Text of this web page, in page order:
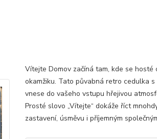
Vítejte Domov začíná tam, kde se hosté
okamžiku. Tato půvabná retro cedulka
vnese do vašeho vstupu hřejivou
Prosté slovo „Vítejte“ dokáže říct
zastavení, úsměvu i příjemným